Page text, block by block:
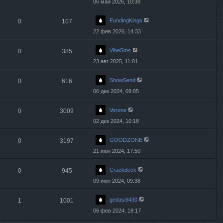
06 май 2026, 10:38
0 107
FundingKings
22 фев 2026, 14:33
0 385
VibeSms
23 авг 2025, 11:01
0 616
ShowSend
06 дек 2024, 09:05
0 3009
Verone
02 дек 2024, 10:18
0 3197
GOODZONE
21 июн 2024, 17:50
0 945
Crackdeck
09 июн 2024, 09:38
1 1001
gedasi9430
06 фев 2024, 18:17